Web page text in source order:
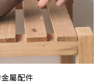
屬配件